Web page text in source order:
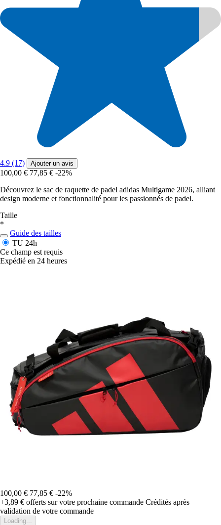
4.9 (17) Ajouter un avis
100,00 € 77,85 € -22%
Découvrez le sac de raquette de padel adidas Multigame 2026, alliant
design moderne et fonctionnalité pour les passionnés de padel.
Taille
*
Guide des tailles
TU 24h
Ce champ est requis
Expédié en 24 heures
100,00 € 77,85 € -22%
+3,89 € offerts sur votre prochaine commande Crédités après
validation de votre commande
Loading...